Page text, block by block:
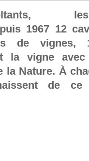
1967 12
de vignes,
la vigne
la Nature. À
de ce